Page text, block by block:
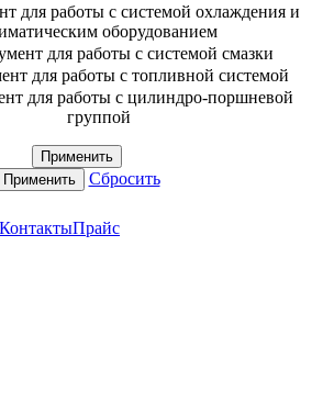
для работы с системой охлаждения и
оборудованием
для работы с системой смазки
для работы с топливной системой
для работы с цилиндро-поршневой
группой
Применить
Применить
Сбросить
КонтактыПрайс